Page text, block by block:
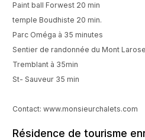
Paint ball Forwest 20 min
temple Boudhiste 20 min.
Parc Oméga à 35 minutes
Sentier de randonnée du Mont
Tremblant à 35min
St- Sauveur 35 min
Contact: www.monsieurchalets.com
Résidence de tourisme